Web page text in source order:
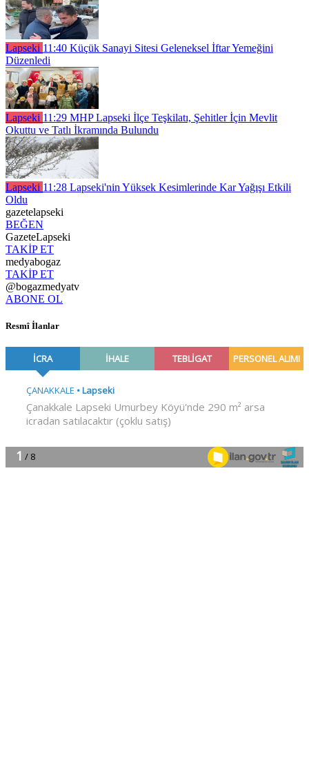
Lapseki 11:40 Küçük Sanayi Sitesi Geleneksel İftar Yemeğini
Düzenledi
Lapseki 11:29 MHP Lapseki İlçe Teşkilatı, Şehitler İçin Mevlit
Okuttu ve Tatlı İkramında Bulundu
Lapseki 11:28 Lapseki'nin Yüksek Kesimlerinde Kar Yağışı Etkili
Oldu
gazetelapseki
BEĞEN
GazeteLapseki
TAKİP ET
medyabogaz
TAKİP ET
@bogazmedyatv
ABONE OL
Resmî İlanlar